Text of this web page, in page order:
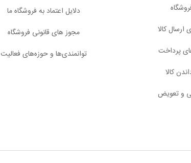
ارسال کالا
پرداخت
کالا
و تعویض
دلایل اعتماد به فروشگاه ما
مجوز های قانونی فروشگاه
توانمندی‌ها و حوزه‌های فعالیت